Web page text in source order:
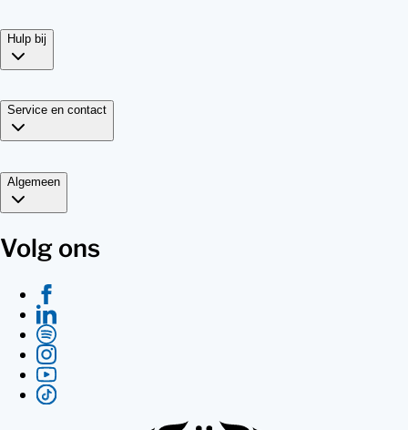
Hulp bij
Service en contact
Algemeen
Volg ons